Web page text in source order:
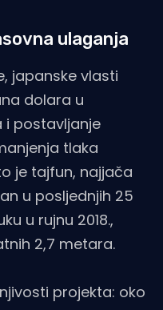
ulaganja
japanske vlasti
dolara u
i postavljanje
tlaka
je tajfun, najjača
u posljednjih 25
u rujnu 2018.,
2,7 metara.​
projekta: oko